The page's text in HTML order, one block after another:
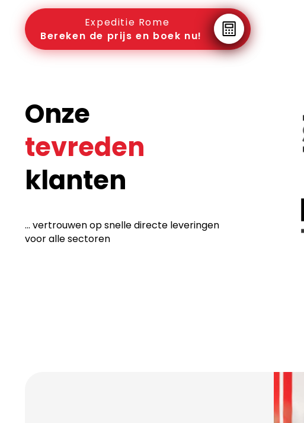
Expeditie Rome
Bereken de prijs en boek nu!
Onze
tevreden
klanten
... vertrouwen op snelle directe leveringen
voor alle sectoren